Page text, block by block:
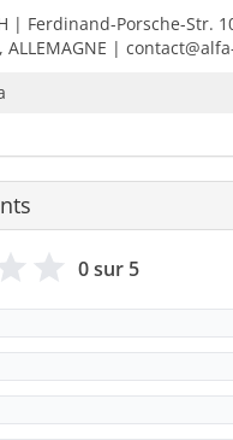
| Ferdinand-Porsche-Str.
ALLEMAGNE |
0 sur 5